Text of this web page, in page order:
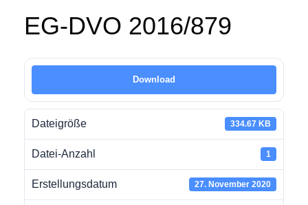
EG-DVO 2016/879
Download
Dateigröße 334.67 KB
Datei-Anzahl 1
Erstellungsdatum 27. November 2020